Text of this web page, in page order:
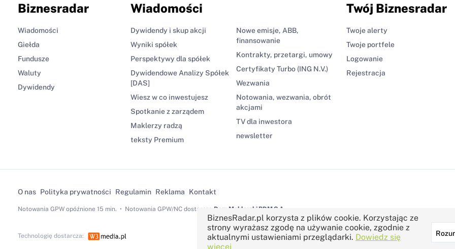
Biznesradar
Wiadomości
Giełda
Fundusze
Waluty
Dywidendy
Wiadomości
Dywidendy i skup akcji
Wyniki spółek
Perspektywy dla spółek
Dywidendowe Analizy Spółek
[DAS]
Wiesz w co inwestujesz
Spotkanie z zarządem
Maklerzy radzą
teksty Premium
Nowe emisje, ABB,
finansowanie
Kontrakty, przetargi, umowy
Certyfikaty Turbo (ING N.V.)
Wezwania
Notowania, wezwania, obrót
akcjami
TV dla inwestora
newsletter
Twój Biznesradar
Twoje alerty
Twoje portfele
Logowanie
Rejestracja
O nas Polityka prywatności Regulamin Reklama Kontakt
Notowania GPWopóźnione 15 min. Notowania GPW/NC dostarcza Dom Maklerski BDM S.A.
Technologię dostarcza:
BiznesRadar.pl korzysta z plików cookie. Korzystając ze
strony wyrażasz zgodę na używanie cookie, zgodnie z
aktualnymi ustawieniami przeglądarki. Dowiedz się
więcej